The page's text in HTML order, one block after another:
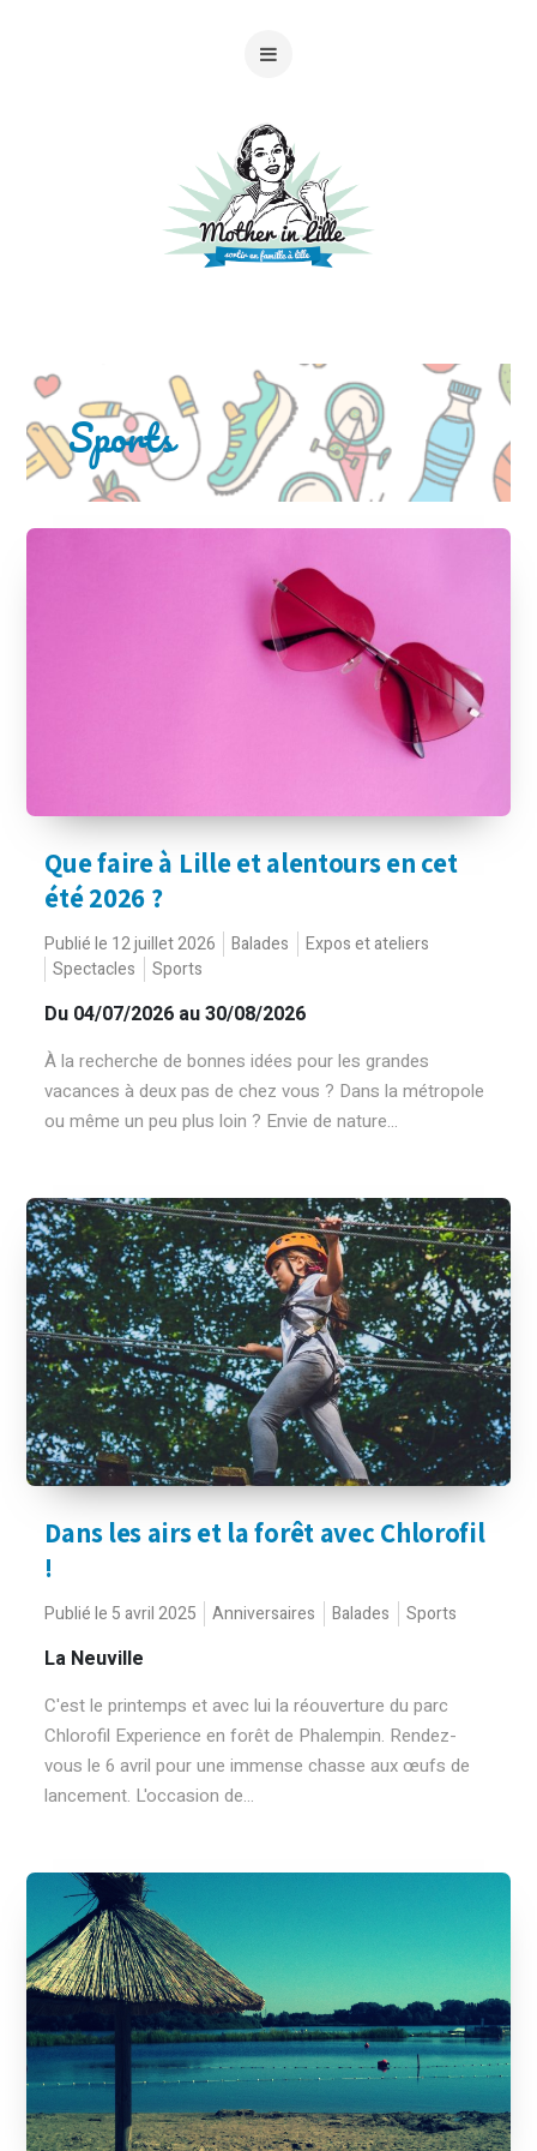
Sports
Que faire à Lille et alentours en cet
été 2026 ?
Publié le 12 juillet 2026 Balades
Expos et ateliers
Spectacles
Sports
Du 04/07/2026 au 30/08/2026
À la recherche de bonnes idées pour les grandes
vacances à deux pas de chez vous ? Dans la métropole
ou même un peu plus loin ? Envie de nature...
Dans les airs et la forêt avec Chlorofil
!
Publié le 5 avril 2025 Anniversaires Balades Sports
La Neuville
C'est le printemps et avec lui la réouverture du parc
Chlorofil Experience en forêt de Phalempin. Rendez-
vous le 6 avril pour une immense chasse aux œufs de
lancement. L'occasion de...